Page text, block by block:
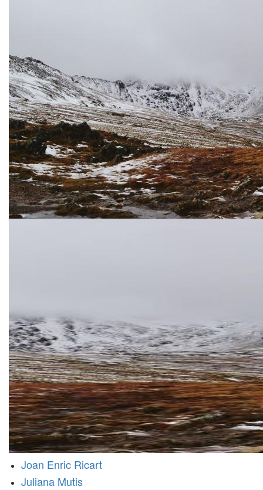
Joan Enric Ricart
Juliana Mutis